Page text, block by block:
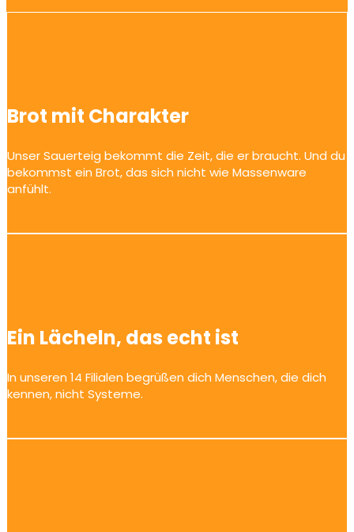
Brot mit Charakter
Unser Sauerteig bekommt die Zeit, die er braucht. Und du
bekommst ein Brot, das sich nicht wie Massenware
anfühlt.
Ein Lächeln, das echt ist
In unseren 14 Filialen begrüßen dich Menschen, die dich
kennen, nicht Systeme.